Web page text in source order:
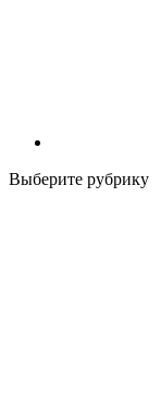
Выберите рубрику